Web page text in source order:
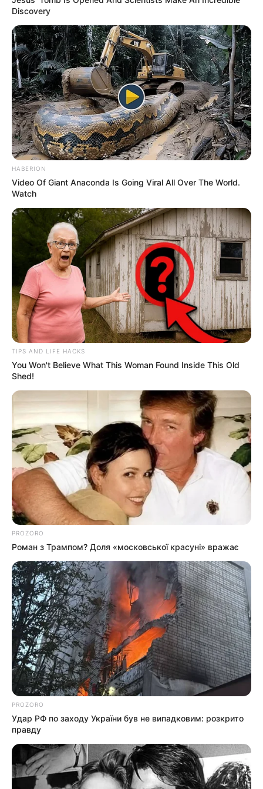
Discovery
HABERION
Video Of Giant Anaconda Is Going Viral All Over The World.
Watch
TIPS AND LIFE HACKS
You Won't Believe What This Woman Found Inside This Old
Shed!
PROZORO
Роман з Трампом? Доля «московської красуні» вражає
PROZORO
Удар РФ по заходу України був не випадковим: розкрито
правду